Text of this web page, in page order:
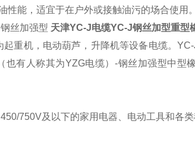
性能，适宜于在户外或接触油污的场合使用。
丝加强型 天津YC-J电缆YC-J钢丝加型重型
重机，电动葫芦，升降机等设备电缆。
也有人称其为YZG电缆）-钢丝加强型中型
750V及以下的家用电器、电动工具和各类